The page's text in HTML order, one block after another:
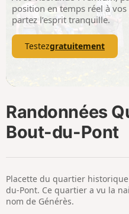
position en temps réel à
partez l’esprit tranquille.
Testezgratuitement
Randonnées
Bout-du-Pont
Placette du quartier
du-Pont. Ce quartier a vu la
nom de Générès.